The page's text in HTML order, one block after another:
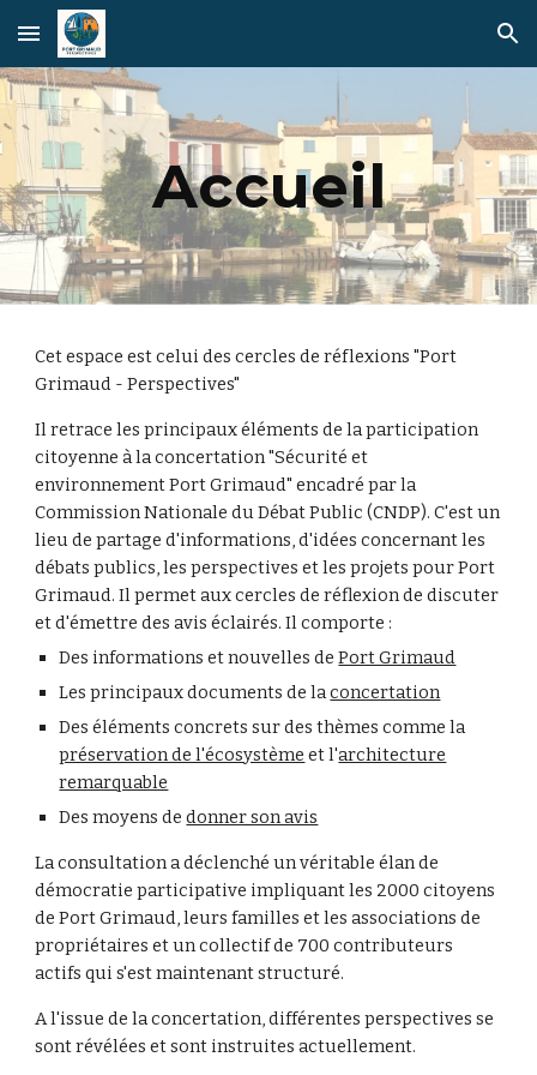
Skip to main content Skip to navigation
Accueil
Cet espace est celui des cercles de réflexions "Port
Grimaud - Perspectives"
Ilretrace les principaux éléments de la participation
citoyenne à la concertation "Sécurité et
environnement Port Grimaud" encadré par la
Commission Nationale du Débat Public (CNDP). C'est un
lieu de partage d'informations, d'idées concernant les
débats publics, les perspectives et les projets pour Port
Grimaud. Il permet aux cercles de réflexion de discuter
et d'émettre des avis éclairés. Il comporte :
Des informations et nouvelles dePort Grimaud
Les principaux documents de laconcertation
Des éléments concrets sur des thèmes comme la
préservation de l'écosystème et l'architecture
remarquable
Des moyens dedonner son avis
La consultation a déclenché un véritable élan de
démocratie participative impliquant les 2000 citoyens
de Port Grimaud, leurs familles et les associations de
propriétaires et un collectif de 700 contributeurs
actifs qui s'est maintenant structuré.
A l'issue de la concertation, différentes perspectives se
sont révélées et sont instruites actuellement.